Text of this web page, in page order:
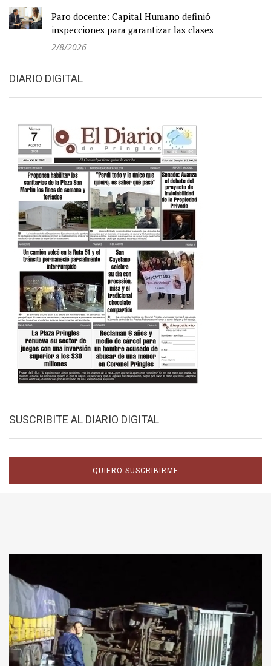
Paro docente: Capital Humano definió
inspecciones para garantizar las clases
2/8/2026
DIARIO DIGITAL
SUSCRIBITE AL DIARIO DIGITAL
QUIERO SUSCRIBIRME